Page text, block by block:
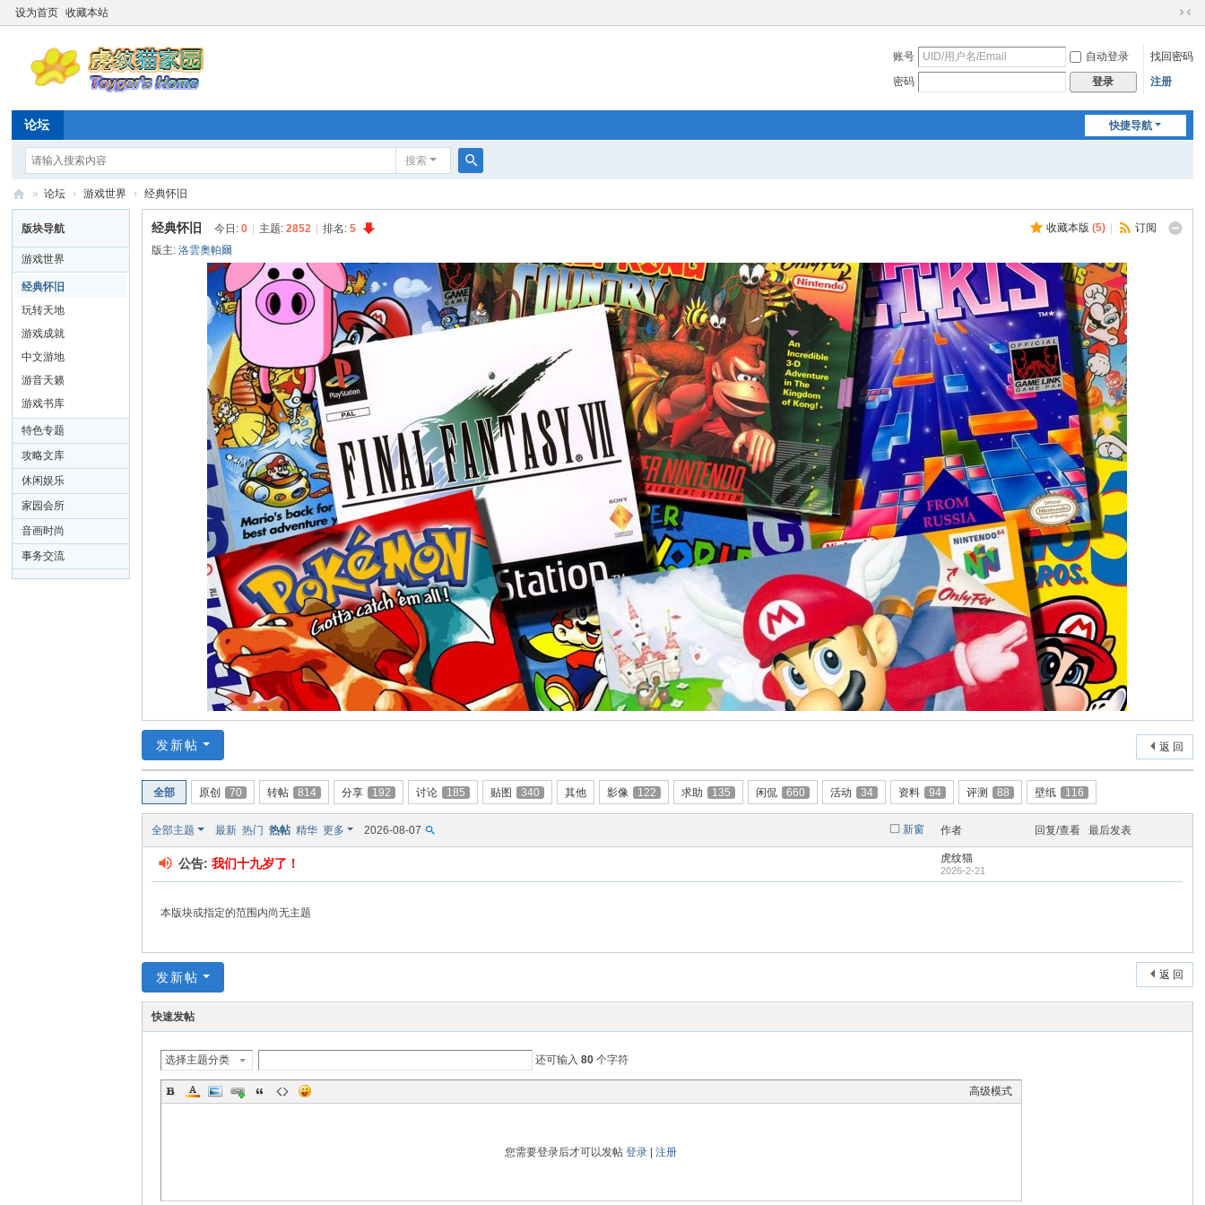
设为首页 收藏本站
切
到
账号 自动登录
找回密码
密码
登录 注册
快捷导航
论坛
搜索
索
纹
猫
☆
20
26
» 论坛 › 游戏世界 › 经典怀旧
版块导航
游戏世界
经典怀旧
玩转天地
游戏成就
中文游地
游音天籁
游戏书库
特色专题
攻略文库
休闲娱乐
家园会所
音画时尚
事务交流
收藏本版 (5) 订阅
经典怀旧 今日:0 主题:2852 排名:5
版主:洛雲奧帕爾
返 回
发新帖
全部 原创 70 转帖 814 分享 192 讨论 185 贴图 340 其他 影像 122 求助 135 闲侃 660 活动 34 资料 94 评测 88 壁纸 116
新窗
全部主题 最新 热门 热帖 精华 更多 2026-08-07 作者 回复/查看 最后发表
公告:我们十九岁了！ 虎纹猫
2026-2-21
本版块或指定的范围内尚无主题
返 回
发新帖
快速发帖
选择主题分类 还可输入80 个字符
高级模式
您需要登录后才可以发帖登录 |注册